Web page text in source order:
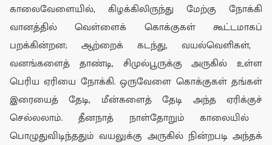
காலைவேளையில், கிழக்கிலிருந்து மேற்கு நோக்கி
வானத்தில் வெள்ளைக் கொக்குகள்கூட்டமாகப்
பறக்கின்றன; ஆற்றைக் கடந்து, வயல்வெளிகள்,
வனங்களைத் தாண்டி, சிமுல்பூருக்கு அருகில் உள்ள
பெரிய ஏரியை நோக்கி.ஒருவேளை கொக்குகள்தங்கள்
இரையைத் தேடி, மீன்களைத் தேடி அந்த ஏரிக்குச்
செல்லலாம். தீனநாத் நாள்தோறும் காலையில்
பொழுதுவிடிந்ததும் வயலுக்கு அருகில் நின்றபடி அந்தக்